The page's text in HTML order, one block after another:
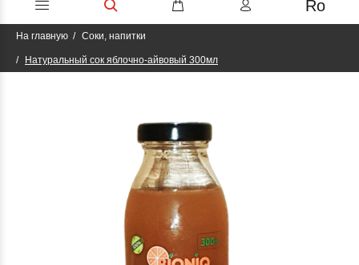
Ro
На главную Соки, напитки
Натуральный сок яблочно-айвовый 300мл